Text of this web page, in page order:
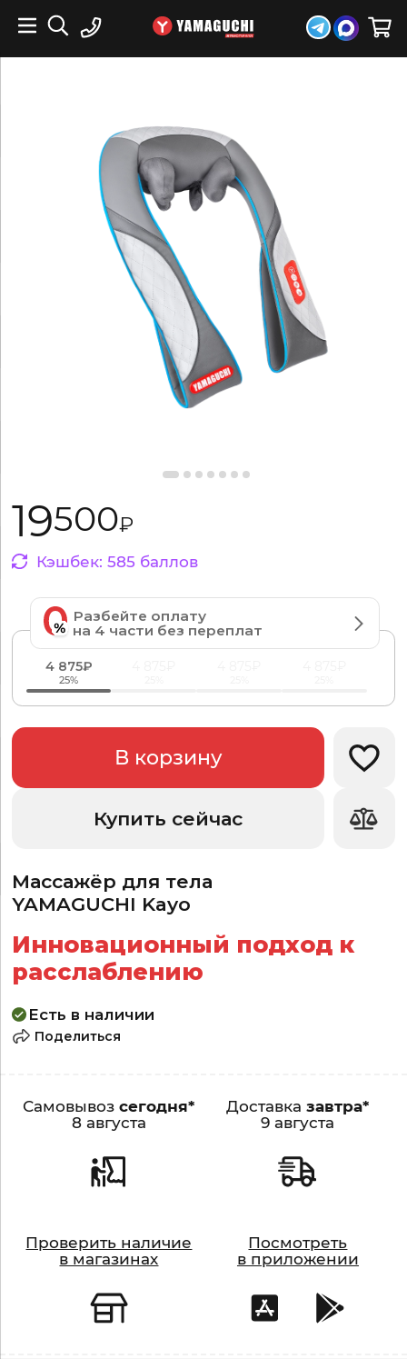
Массажёр для тела
YAMAGUCHI Kayo
Инновационный подход к
расслаблению
Есть в наличии
Поделиться
19500₽
Кэшбек: 585 баллов
Разбейте оплату
на 4 части без переплат
4 875₽
25%
Купить сейчас
В корзину
Самовывозсегодня*
8 августа
Доставказавтра*
9 августа
Проверить наличие
в магазинах
Посмотреть
в приложении